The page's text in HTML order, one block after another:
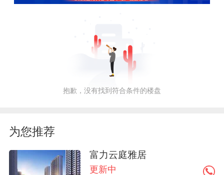
抱歉，没有找到符合条件的楼盘
为您推荐
富力云庭雅居
更新中